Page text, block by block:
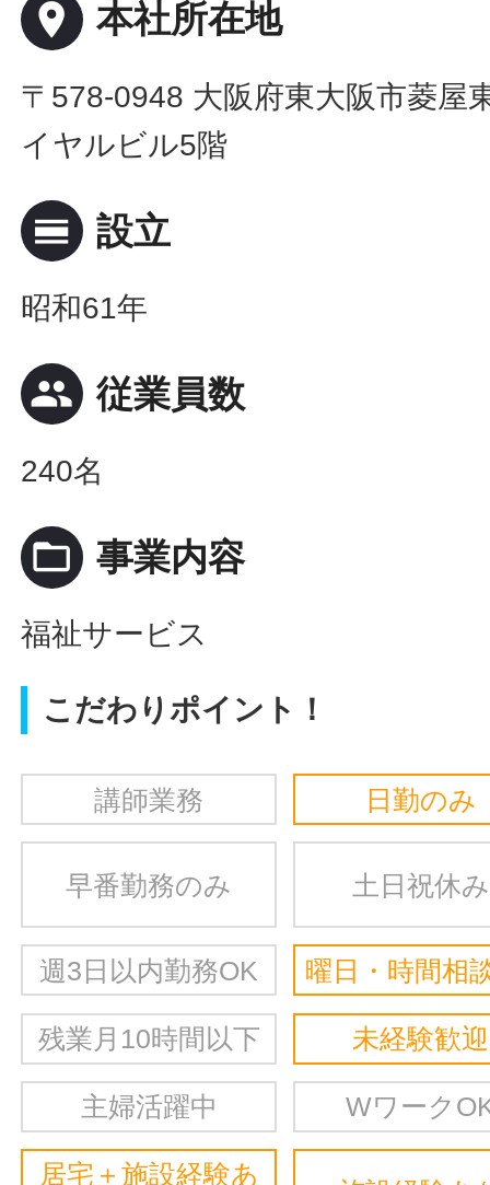
place 本社所在地
〒578-0948 大阪府東大阪市菱屋
イヤルビル5階
calendar_view_day 設立
昭和61年
people 従業員数
240名
folder_open 事業内容
福祉サービス
こだわりポイント！
講師業務 日勤のみ
早番勤務のみ 土日祝休み
週3日以内勤務OK 曜日・時間相
残業月10時間以下 未経験歓迎
主婦活躍中 Wワーク
居宅＋施設経験あ